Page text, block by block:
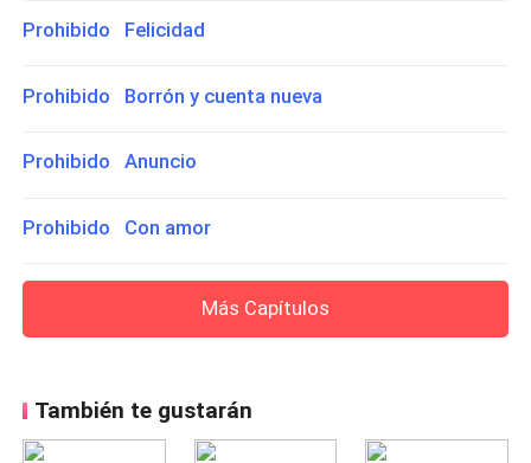
Prohibido Felicidad
Prohibido Borrón y cuenta nueva
Prohibido Anuncio
Prohibido Con amor
Más Capítulos
También te gustarán